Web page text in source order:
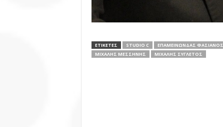
ΕΤΙΚΕΤΕΣ STUDIO C ΕΠΑΜΕΙΝΏΝΔΑΣ ΦΑΣΙΑΝΌΣ
ΜΙΧΆΛΗΣ ΜΕΣΣΉΝΗΣ
ΜΙΧΆΛΗΣ ΣΥΓΛΈΤΟΣ